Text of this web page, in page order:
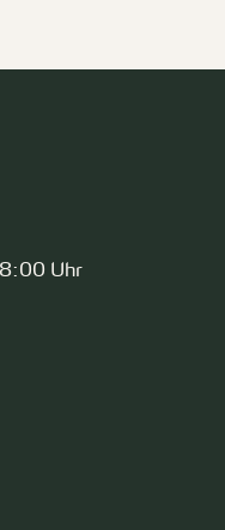
Uhr